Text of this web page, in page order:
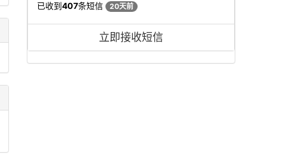
已收到407条短信 20天前
立即接收短信